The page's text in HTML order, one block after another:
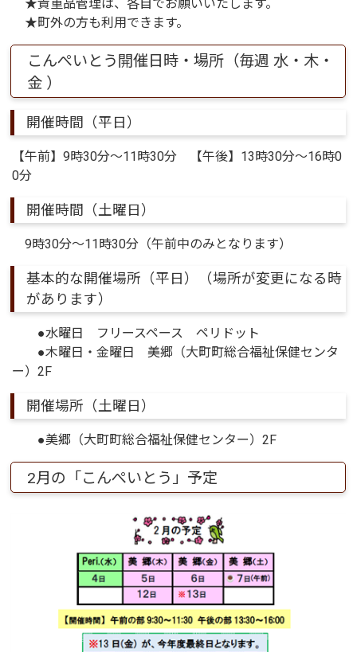
★貴重品管理は、各自でお願いいたします。
★町外の方も利用できます。
こんぺいとう開催日時・場所（毎週 水・木・
金 ）
開催時間（平日）
【午前】9時30分～11時30分 【午後】13時30分～16時0
0分
開催時間（土曜日）
9時30分～11時30分（午前中のみとなります）
基本的な開催場所（平日）（場所が変更になる時
があります）
●水曜日 フリースペース ペリドット
●木曜日・金曜日 美郷（大町町総合福祉保健センタ
ー）2F
開催場所（土曜日）
●美郷（大町町総合福祉保健センター）2F
2月の「こんぺいとう」予定